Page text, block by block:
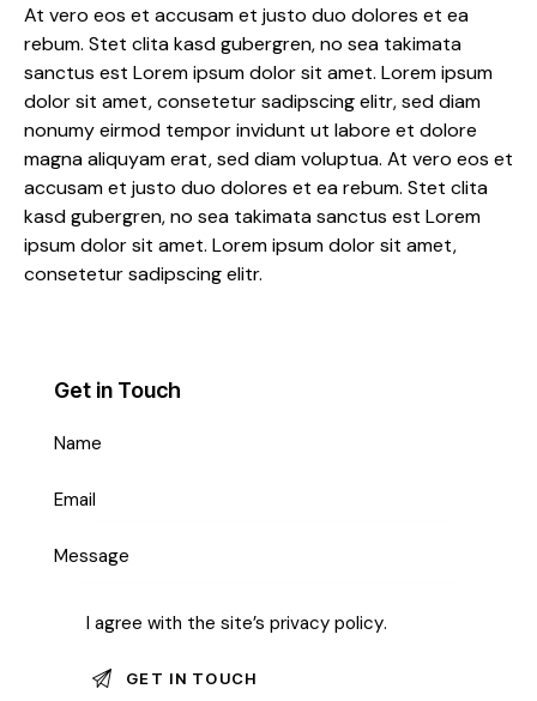
At vero eos et accusam et justo duo dolores et ea
rebum. Stet clita kasd gubergren, no sea takimata
sanctus est Lorem ipsum dolor sit amet. Lorem ipsum
dolor sit amet, consetetur sadipscing elitr, sed diam
nonumy eirmod tempor invidunt ut labore et dolore
magna aliquyam erat, sed diam voluptua. At vero eos et
accusam et justo duo dolores et ea rebum. Stet clita
kasd gubergren, no sea takimata sanctus est Lorem
ipsum dolor sit amet. Lorem ipsum dolor sit amet,
consetetur sadipscing elitr.
Get in Touch
I agree with the site’s privacy policy.